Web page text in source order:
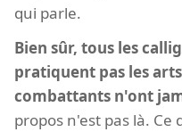
qui parle.
Bien sûr, tous les
pratiquent pas les
combattants n'ont
propos n'est pas là.